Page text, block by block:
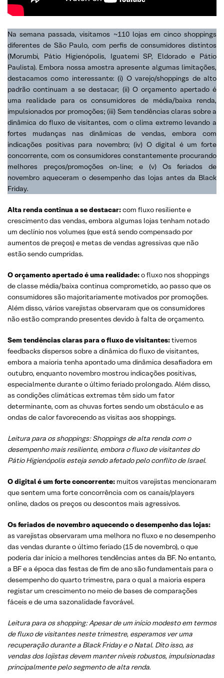
Na semana passada, visitamos ~110 lojas em cinco shoppings
diferentes de São Paulo, com perfis de consumidores distintos
(Morumbi, Pátio Higienópolis, Iguatemi SP, Eldorado e Pátio
Paulista). Embora nossa amostra apresente algumas limitações,
destacamos como interessante: (i) O varejo/shoppings de alto
padrão continuam a se destacar; (ii) O orçamento apertado é
uma realidade para os consumidores de média/baixa renda,
impulsionados por promoções; (iii) Sem tendências claras sobre a
dinâmica do fluxo de visitantes, com o clima extremo levando a
fortes mudanças nas dinâmicas de vendas, embora com
indicações positivas para novembro; (iv) O digital é um forte
concorrente, com os consumidores constantemente procurando
melhores preços/promoções on-line; e (v) Os feriados de
novembro aqueceram o desempenho das lojas antes da Black
Friday.
Alta renda continua a se destacar:com fluxo resiliente e
crescimento das vendas, embora algumas lojas tenham notado
um declínio nos volumes (que está sendo compensado por
aumentos de preços) e metas de vendas agressivas que não
estão sendo cumpridas.
O orçamento apertado é uma realidade:o fluxo nos shoppings
de classe média/baixa continua comprometido, ao passo que os
consumidores são majoritariamente motivados por promoções.
Além disso, vários varejistas observaram que os consumidores
não estão comprando presentes devido à falta de orçamento.
Sem tendências claras para o fluxo de visitantes:tivemos
feedbacks dispersos sobre a dinâmica do fluxo de visitantes,
embora a maioria tenha apontado uma dinâmica desafiadora em
outubro, enquanto novembro mostrou indicações positivas,
especialmente durante o último feriado prolongado. Além disso,
as condições climáticas extremas têm sido um fator
determinante, com as chuvas fortes sendo um obstáculo e as
ondas de calor favorecendo as visitas aos shoppings.
Leitura para os shoppings: Shoppings de alta renda com o
desempenho mais resiliente, embora o fluxo de visitantes do
Pátio Higienópolis esteja sendo afetado pelo conflito de Israel.
O digital é um forte concorrente: muitos varejistas mencionaram
que sentem uma forte concorrência com os canais/players
online, dados os preços ou descontos mais agressivos.
Os feriados de novembro aquecendo o desempenho das lojas:
as varejistas observaram uma melhora no fluxo e no desempenho
das vendas durante o último feriado (15 de novembro), o que
poderia dar início a melhores tendências antes da BF. No entanto,
a BF e a época das festas de fim de ano são fundamentais para o
desempenho do quarto trimestre, para o qual a maioria espera
registar um crescimento no meio de bases de comparações
fáceis e de uma sazonalidade favorável.
Leitura para os shopping: Apesar de um início modesto em termos
de fluxo de visitantes neste trimestre, esperamos ver uma
recuperação durante a Black Friday e o Natal. Dito isso, as
vendas dos lojistas devem manter níveis robustos, impulsionadas
principalmente pelo segmento de alta renda.